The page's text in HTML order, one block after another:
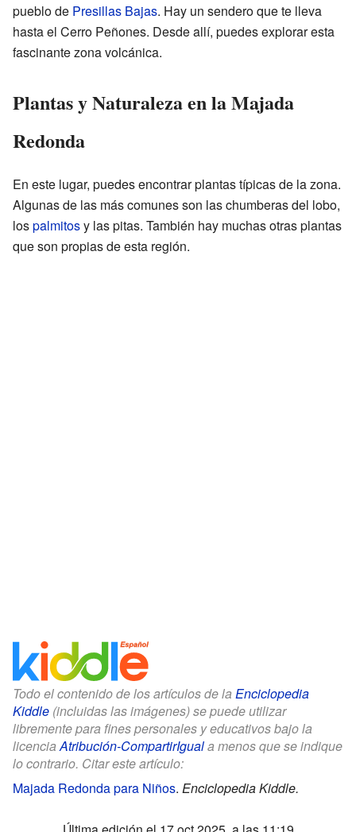
pueblo de Presillas Bajas. Hay un sendero que te lleva
hasta el Cerro Peñones. Desde allí, puedes explorar esta
fascinante zona volcánica.
Plantas y Naturaleza en la Majada
Redonda
En este lugar, puedes encontrar plantas típicas de la zona.
Algunas de las más comunes son las chumberas del lobo,
lospalmitosy las pitas. También hay muchas otras plantas
que son propias de esta región.
Todo el contenido de los artículos de la Enciclopedia
Kiddle (incluidas las imágenes) se puede utilizar
libremente para fines personales y educativos bajo la
licenciaAtribución-CompartirIguala menos que se indique
lo contrario. Citar este artículo:
Majada Redonda para Niños. Enciclopedia Kiddle.